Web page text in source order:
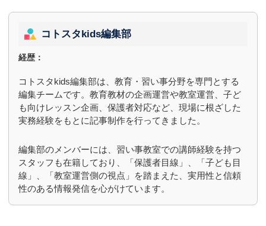
コトスタkids編集部
経歴：
コトスタkids編集部は、教育・習い事分野を専門とする
編集チームです。教育教材の企画運営や教室運営、子ど
も向けレッスン企画、保護者対応など、現場に根ざした
実務経験をもとに記事制作を行ってきました。
編集部のメンバーには、習い事教室での講師経験を持つ
スタッフも在籍しており、「保護者目線」、「子ども目
線」、「教室運営側の視点」を踏まえた、実用性と信頼
性のある情報発信を心がけています。